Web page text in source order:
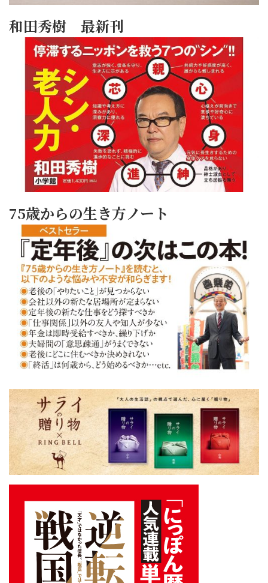
和田秀樹 最新刊
75歳からの生き方ノート